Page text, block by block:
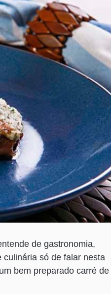
de gastronomia,
só de falar nesta
bem preparado carré de